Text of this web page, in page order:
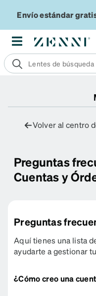
Envío estándar
Volver al centro
Preguntas
Cuentas y
Preguntas
Aquí tienes una lista
ayudarte a gestionar
¿Cómo creo una